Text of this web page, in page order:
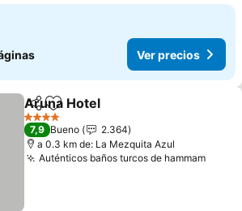
Ver precios
CompartirAgregar a favoritos
Aruna Hotel
4 Estrellas
7,9 Bueno
2.364
a 0.3 km de: La Mezquita Azul
Auténticos baños turcos de hammam